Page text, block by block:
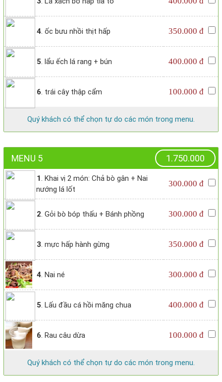
4. ốc bưu nhồi thịt hấp 350.000 đ
5. lẩu ếch lá rang + bún 400.000 đ
6. trái cây thập cẩm 100.000 đ
Quý khách có thể chọn tự do các món trong menu.
MENU 5 1.750.000
1. Khai vị 2 món: Chả bò gân + Nai
nướng lá lốt
300.000 đ
2. Gỏi bò bóp thấu + Bánh phồng 300.000 đ
3. mực hấp hành gừng 350.000 đ
4. Nai né 300.000 đ
5. Lấu đầu cá hồi măng chua 400.000 đ
6. Rau câu dừa 100.000 đ
Quý khách có thể chọn tự do các món trong menu.